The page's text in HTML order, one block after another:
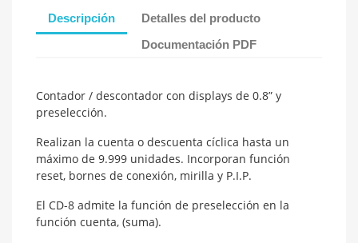
Descripción
Detalles del producto
Documentación PDF
Contador / descontador con displays de 0.8” y
preselección.
Realizan la cuenta o descuenta cíclica hasta un
máximo de 9.999 unidades. Incorporan función
reset, bornes de conexión, mirilla y P.I.P.
El CD-8 admite la función de preselección en la
función cuenta, (suma).